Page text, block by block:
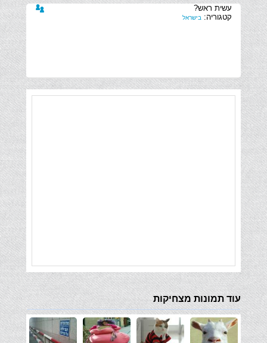
קטגוריה: בישראל
עוד תמונות מצחיקות